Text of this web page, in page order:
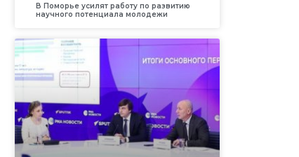
В Поморье усилят работу по развитию
научного потенциала молодежи